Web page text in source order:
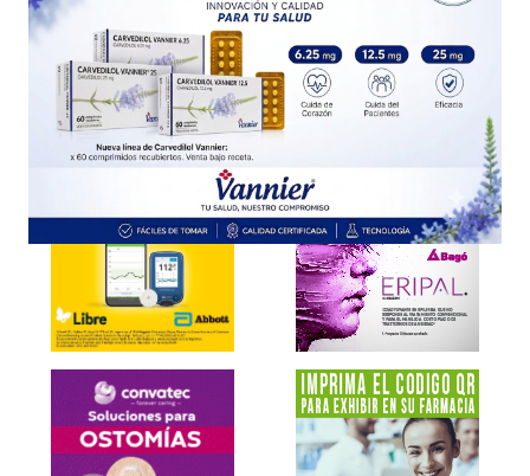
Explorar más
Otros productos conhialurónico,ác.+asoc.
Otros productos deCepage